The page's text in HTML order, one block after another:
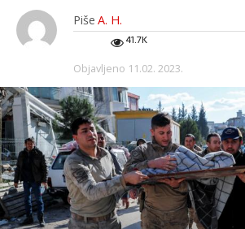
Piše A. H.
41.7K
Objavljeno 11.02. 2023.